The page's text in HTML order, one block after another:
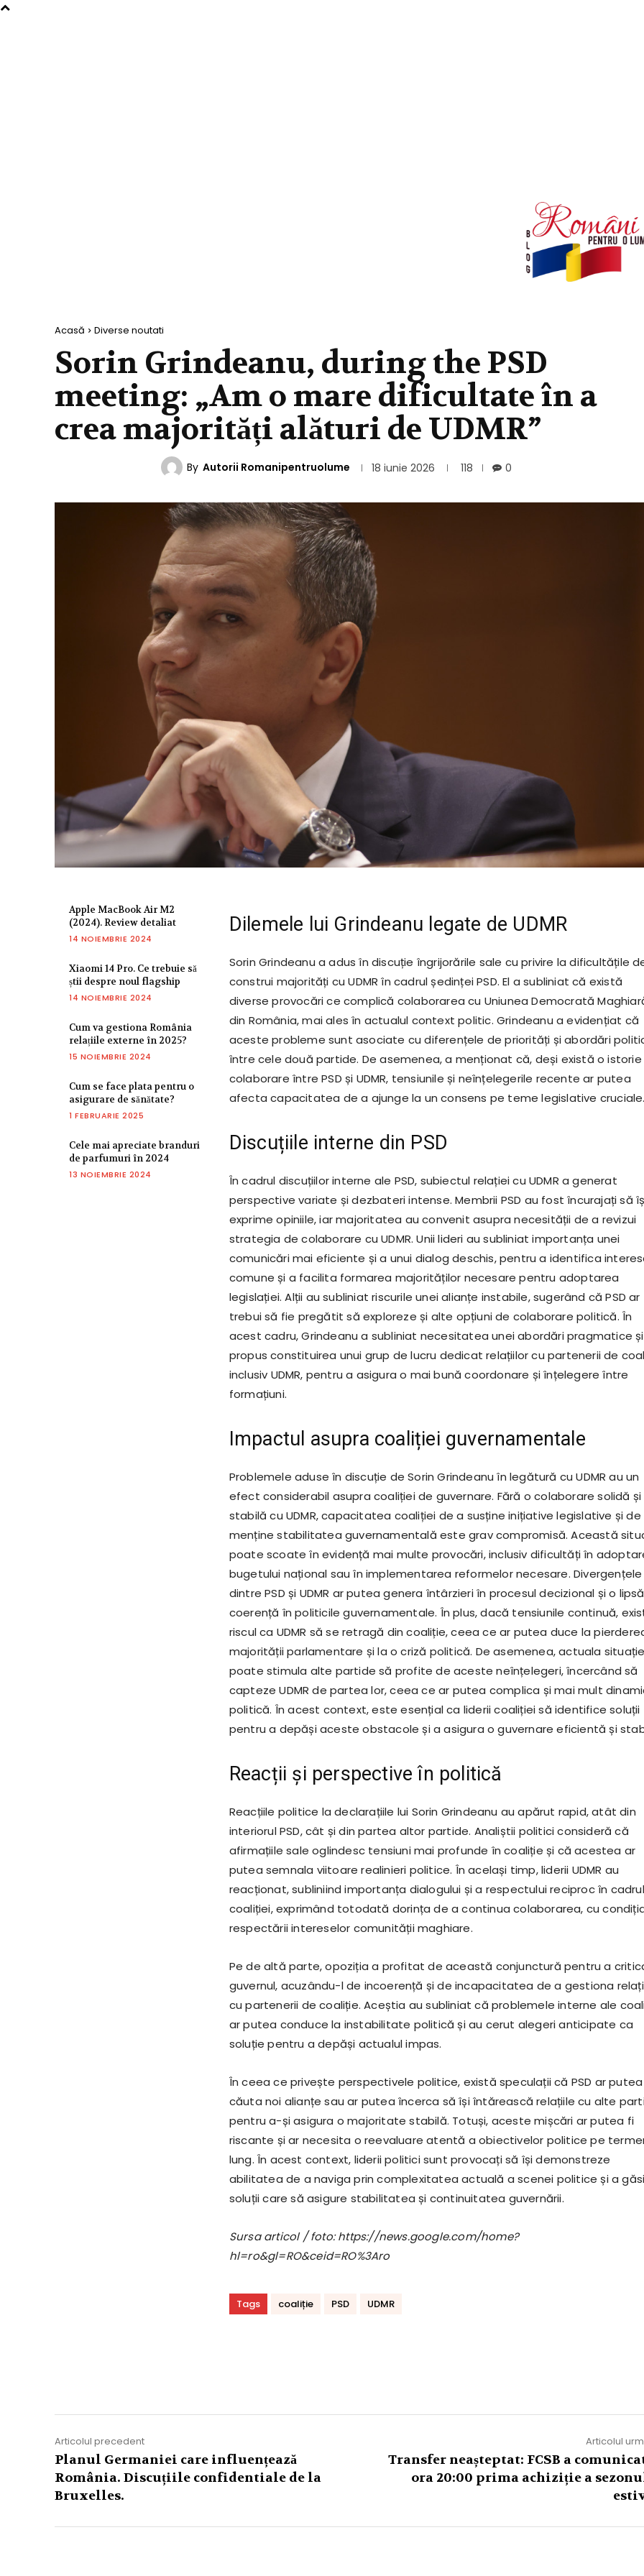
Acasă Diverse noutati
Sorin Grindeanu, during the PSD
meeting: „Am o mare dificultate în a
crea majorități alături de UDMR”
By Autorii Romanipentruolume 18 iunie 2026 118 0
Apple MacBook Air M2
(2024). Review detaliat
14 NOIEMBRIE 2024
Xiaomi 14 Pro. Ce trebuie să
știi despre noul flagship
14 NOIEMBRIE 2024
Cum va gestiona România
relațiile externe în 2025?
15 NOIEMBRIE 2024
Cum se face plata pentru o
asigurare de sănătate?
1 FEBRUARIE 2025
Cele mai apreciate branduri
de parfumuri în 2024
13 NOIEMBRIE 2024
Dilemele lui Grindeanu legate de UDMR
Sorin Grindeanu a adus în discuție îngrijorările sale cu privire la dificultățile
construi majorități cu UDMR în cadrul ședinței PSD. El a subliniat că există
diverse provocări ce complică colaborarea cu Uniunea Democrată
din România, mai ales în actualul context politic. Grindeanu a evidențiat că
aceste probleme sunt asociate cu diferențele de priorități și abordări
între cele două partide. De asemenea, a menționat că, deși există o istorie
colaborare între PSD și UDMR, tensiunile și neînțelegerile recente ar putea
afecta capacitatea de a ajunge la un consens pe teme legislative cruciale.
Discuțiile interne din PSD
În cadrul discuțiilor interne ale PSD, subiectul relației cu UDMR a generat
perspective variate și dezbateri intense. Membrii PSD au fost încurajați să
exprime opiniile, iar majoritatea au convenit asupra necesității de a revizui
strategia de colaborare cu UDMR. Unii lideri au subliniat importanța unei
comunicări mai eficiente și a unui dialog deschis, pentru a identifica
comune și a facilita formarea majorităților necesare pentru adoptarea
legislației. Alții au subliniat riscurile unei alianțe instabile, sugerând că PSD ar
trebui să fie pregătit să exploreze și alte opțiuni de colaborare politică. În
acest cadru, Grindeanu a subliniat necesitatea unei abordări pragmatice
propus constituirea unui grup de lucru dedicat relațiilor cu partenerii de
inclusiv UDMR, pentru a asigura o mai bună coordonare și înțelegere între
formațiuni.
Impactul asupra coaliției guvernamentale
Problemele aduse în discuție de Sorin Grindeanu în legătură cu UDMR au un
efect considerabil asupra coaliției de guvernare. Fără o colaborare solidă și
stabilă cu UDMR, capacitatea coaliției de a susține inițiative legislative și de
menține stabilitatea guvernamentală este grav compromisă. Această
poate scoate în evidență mai multe provocări, inclusiv dificultăți în
bugetului național sau în implementarea reformelor necesare. Divergențele
dintre PSD și UDMR ar putea genera întârzieri în procesul decizional și o
coerență în politicile guvernamentale. În plus, dacă tensiunile continuă,
riscul ca UDMR să se retragă din coaliție, ceea ce ar putea duce la
majorității parlamentare și la o criză politică. De asemenea, actuala situație
poate stimula alte partide să profite de aceste neînțelegeri, încercând să
capteze UDMR de partea lor, ceea ce ar putea complica și mai mult
politică. În acest context, este esențial ca liderii coaliției să identifice soluții
pentru a depăși aceste obstacole și a asigura o guvernare eficientă și
Reacții și perspective în politică
Reacțiile politice la declarațiile lui Sorin Grindeanu au apărut rapid, atât din
interiorul PSD, cât și din partea altor partide. Analiștii politici consideră că
afirmațiile sale oglindesc tensiuni mai profunde în coaliție și că acestea ar
putea semnala viitoare realinieri politice. În același timp, liderii UDMR au
reacționat, subliniind importanța dialogului și a respectului reciproc în cadrul
coaliției, exprimând totodată dorința de a continua colaborarea, cu
respectării intereselor comunității maghiare.
Pe de altă parte, opoziția a profitat de această conjunctură pentru a
guvernul, acuzându-l de incoerență și de incapacitatea de a gestiona
cu partenerii de coaliție. Aceștia au subliniat că problemele interne ale
ar putea conduce la instabilitate politică și au cerut alegeri anticipate ca
soluție pentru a depăși actualul impas.
În ceea ce privește perspectivele politice, există speculații că PSD ar putea
căuta noi alianțe sau ar putea încerca să își întărească relațiile cu alte
pentru a-și asigura o majoritate stabilă. Totuși, aceste mișcări ar putea fi
riscante și ar necesita o reevaluare atentă a obiectivelor politice pe
lung. În acest context, liderii politici sunt provocați să își demonstreze
abilitatea de a naviga prin complexitatea actuală a scenei politice și a găsi
soluții care să asigure stabilitatea și continuitatea guvernării.
Sursa articol / foto: https://news.google.com/home?
hl=ro&gl=RO&ceid=RO%3Aro
Tags coaliție PSD UDMR
Articolul precedent
Planul Germaniei care influențează
România. Discuțiile confidentiale de la
Bruxelles.
Articolul
Transfer neașteptat: FCSB a
ora 20:00 prima achiziție a